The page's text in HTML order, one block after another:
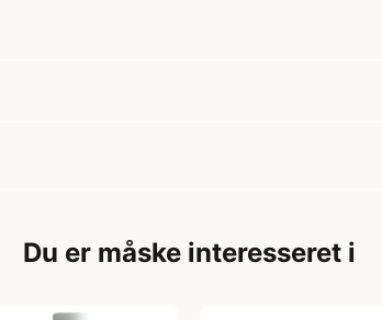
Du er måske interesseret i